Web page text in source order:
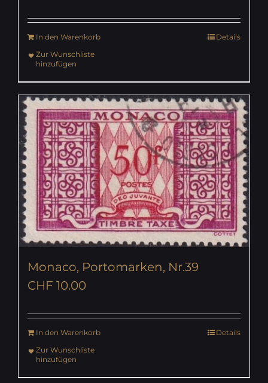
In den Warenkorb
Details
Zur Wunschliste
hinzufügen
Monaco, Portomarken, Nr.39
CHF 10.00
In den Warenkorb
Details
Zur Wunschliste
hinzufügen